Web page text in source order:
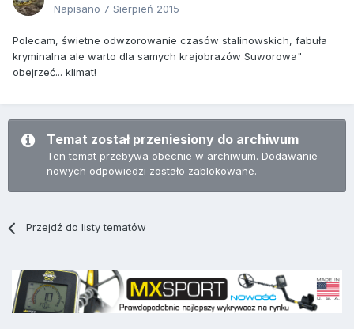
Napisano 7 Sierpień 2015
Polecam, świetne odwzorowanie czasów stalinowskich, fabuła
kryminalna ale warto dla samych krajobrazów Suworowa"
obejrzeć... klimat!
Temat został przeniesiony do archiwum
Ten temat przebywa obecnie w archiwum. Dodawanie
nowych odpowiedzi zostało zablokowane.
Przejdź do listy tematów